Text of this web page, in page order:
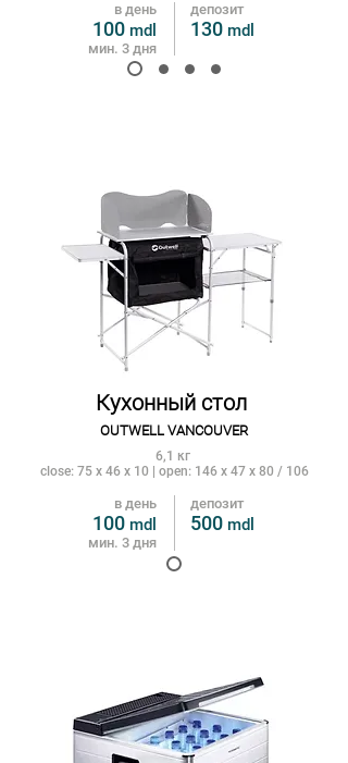
депозит
130 mdl
в день
100 mdl
мин. 3 дня
Кухонный стол
OUTWELL VANCOUVER
6,1 кг
close: 75 x 46 x 10 | open: 146 x 47 x 80 / 106
в день
100 mdl
мин. 3 дня
депозит
500 mdl